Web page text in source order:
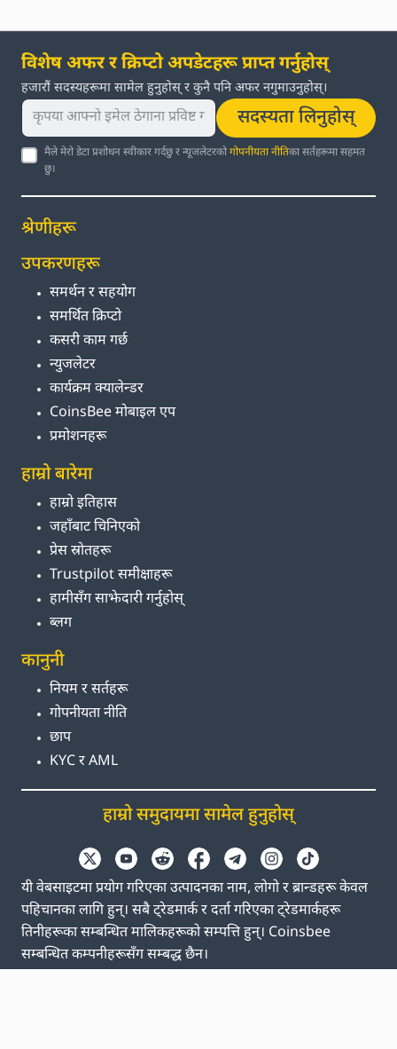
विशेष अफर र क्रिप्टो अपडेटहरू प्राप्त गर्नुहोस्
हजारौं सदस्यहरूमा सामेल हुनुहोस् र कुनै पनि अफर नगुमाउनुहोस्।
सदस्यता लिनुहोस्
मैले मेरो डेटा प्रशोधन स्वीकार गर्दछु र न्यूजलेटरकोगोपनीयता नीतिका सर्तहरूमा सहमत
छु।
श्रेणीहरू
उपकरणहरू
समर्थन र सहयोग
समर्थित क्रिप्टो
कसरी काम गर्छ
न्युजलेटर
कार्यक्रम क्यालेन्डर
CoinsBee मोबाइल एप
प्रमोशनहरू
हाम्रो बारेमा
हाम्रो इतिहास
जहाँबाट चिनिएको
प्रेस स्रोतहरू
Trustpilot समीक्षाहरू
हामीसँग साझेदारी गर्नुहोस्
ब्लग
कानुनी
नियम र सर्तहरू
गोपनीयता नीति
छाप
KYC र AML
हाम्रो समुदायमा सामेल हुनुहोस्
यी वेबसाइटमा प्रयोग गरिएका उत्पादनका नाम, लोगो र ब्रान्डहरू केवल
पहिचानका लागि हुन्। सबै ट्रेडमार्क र दर्ता गरिएका ट्रेडमार्कहरू
तिनीहरूका सम्बन्धित मालिकहरूको सम्पत्ति हुन्। Coinsbee
सम्बन्धित कम्पनीहरूसँग सम्बद्ध छैन।